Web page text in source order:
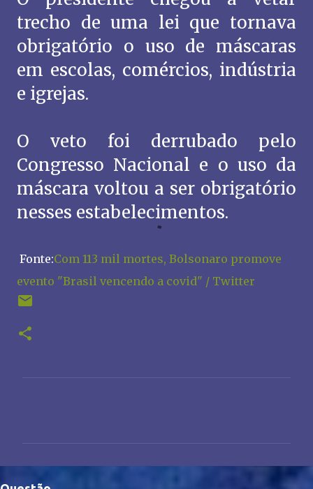
trecho de uma lei que tornava
obrigatório o uso de máscaras
em escolas, comércios, indústria
e igrejas.
O veto foi derrubado pelo
Congresso Nacional e o uso da
máscara voltou a ser obrigatório
nesses estabelecimentos.
Fonte:Com 113 mil mortes, Bolsonaro promove
evento "Brasil vencendo a covid" / Twitter